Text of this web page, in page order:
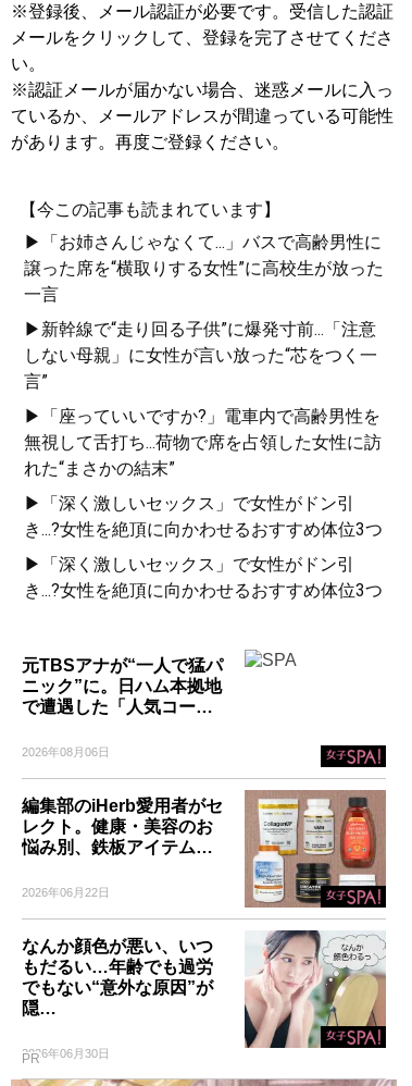
※登録後、メール認証が必要です。受信した認証
メールをクリックして、登録を完了させてくださ
い。
※認証メールが届かない場合、迷惑メールに入っ
ているか、メールアドレスが間違っている可能性
があります。再度ご登録ください。
【今この記事も読まれています】
▶「お姉さんじゃなくて...」バスで高齢男性に
譲った席を“横取りする女性”に高校生が放った
一言
▶新幹線で“走り回る子供”に爆発寸前...「注意
しない母親」に女性が言い放った“芯をつく一
言”
▶「座っていいですか?」電車内で高齢男性を
無視して舌打ち...荷物で席を占領した女性に訪
れた“まさかの結末”
▶「深く激しいセックス」で女性がドン引
き...?女性を絶頂に向かわせるおすすめ体位3つ
▶「深く激しいセックス」で女性がドン引
き...?女性を絶頂に向かわせるおすすめ体位3つ
元TBSアナが“一人で猛パ
ニック”に。日ハム本拠地
で遭遇した「人気コー…
2026年08月06日
編集部のiHerb愛用者がセ
レクト。健康・美容のお
悩み別、鉄板アイテム…
2026年06月22日
なんか顔色が悪い、いつ
もだるい…年齢でも過労
でもない“意外な原因”が
隠…
2026年06月30日
PR